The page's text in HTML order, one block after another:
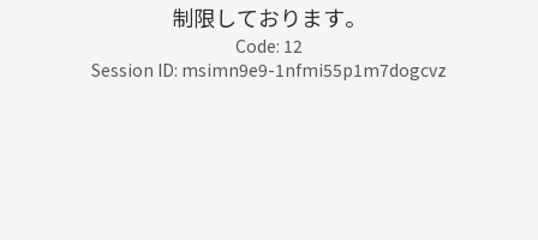
制限しております。
Code: 12
Session ID: msimn9e9-1nfmi55p1m7dogcvz